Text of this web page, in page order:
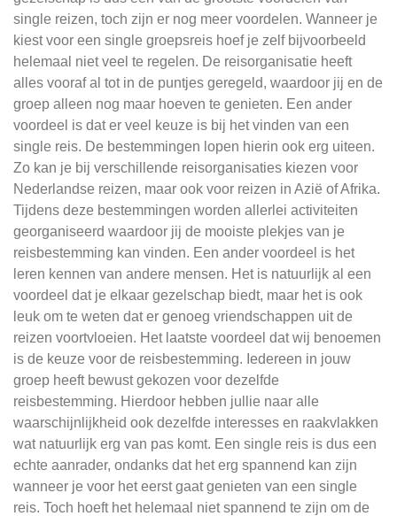
single reizen, toch zijn er nog meer voordelen. Wanneer je
kiest voor een single groepsreis hoef je zelf bijvoorbeeld
helemaal niet veel te regelen. De reisorganisatie heeft
alles vooraf al tot in de puntjes geregeld, waardoor jij en de
groep alleen nog maar hoeven te genieten. Een ander
voordeel is dat er veel keuze is bij het vinden van een
single reis. De bestemmingen lopen hierin ook erg uiteen.
Zo kan je bij verschillende reisorganisaties kiezen voor
Nederlandse reizen, maar ook voor reizen in Azië of Afrika.
Tijdens deze bestemmingen worden allerlei activiteiten
georganiseerd waardoor jij de mooiste plekjes van je
reisbestemming kan vinden. Een ander voordeel is het
leren kennen van andere mensen. Het is natuurlijk al een
voordeel dat je elkaar gezelschap biedt, maar het is ook
leuk om te weten dat er genoeg vriendschappen uit de
reizen voortvloeien. Het laatste voordeel dat wij benoemen
is de keuze voor de reisbestemming. Iedereen in jouw
groep heeft bewust gekozen voor dezelfde
reisbestemming. Hierdoor hebben jullie naar alle
waarschijnlijkheid ook dezelfde interesses en raakvlakken
wat natuurlijk erg van pas komt. Een single reis is dus een
echte aanrader, ondanks dat het erg spannend kan zijn
wanneer je voor het eerst gaat genieten van een single
reis. Toch hoeft het helemaal niet spannend te zijn om de